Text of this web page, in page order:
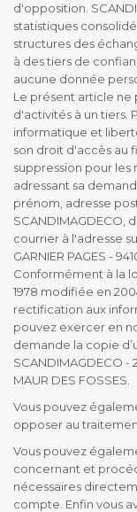
d'opposition.
statistiques
structures des
à des tiers de
aucune donnée
Le présent article ne
d'activités à un tiers.
informatique et
son droit d'accès au
suppression pour
adressant sa
prénom, adresse
SCANDIMAGDECO,
courrier à l'adresse
GARNIER PAGES -
Conformément à la
1978 modifiée en
rectification aux
pouvez exercer en
demande la copie
SCANDIMAGDECO -
MAUR DES FOSSES.
Vous pouvez
opposer au
Vous pouvez
concernant et
nécessaires
compte. Enfin vous